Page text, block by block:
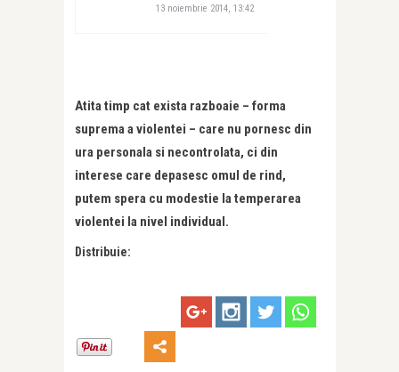
13 noiembrie 2014, 13:42
Atita timp cat exista razboaie – forma
suprema a violentei – care nu pornesc din
ura personala si necontrolata, ci din
interese care depasesc omul de rind,
putem spera cu modestie la temperarea
violentei la nivel individual.
Distribuie: